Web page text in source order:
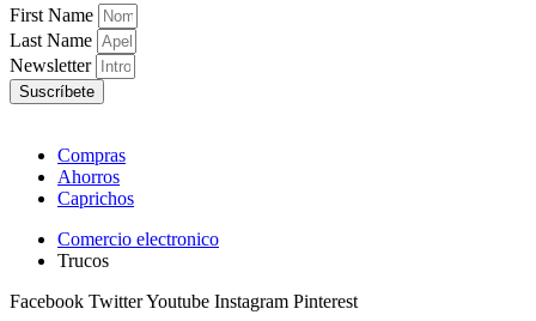
First Name
Last Name
Newsletter
Suscríbete
Compras
Ahorros
Caprichos
Comercio electronico
Trucos
Facebook TwitterYoutube Instagram Pinterest